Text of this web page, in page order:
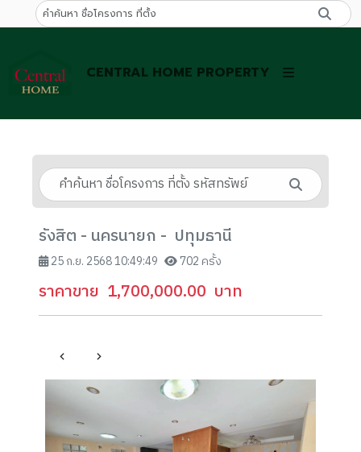
CENTRAL HOME PROPERTY
รังสิต - นครนายก - ปทุมธานี
25 ก.ย. 2568 10:49:49 702 ครั้ง
ราคาขาย 1,700,000.00 บาท